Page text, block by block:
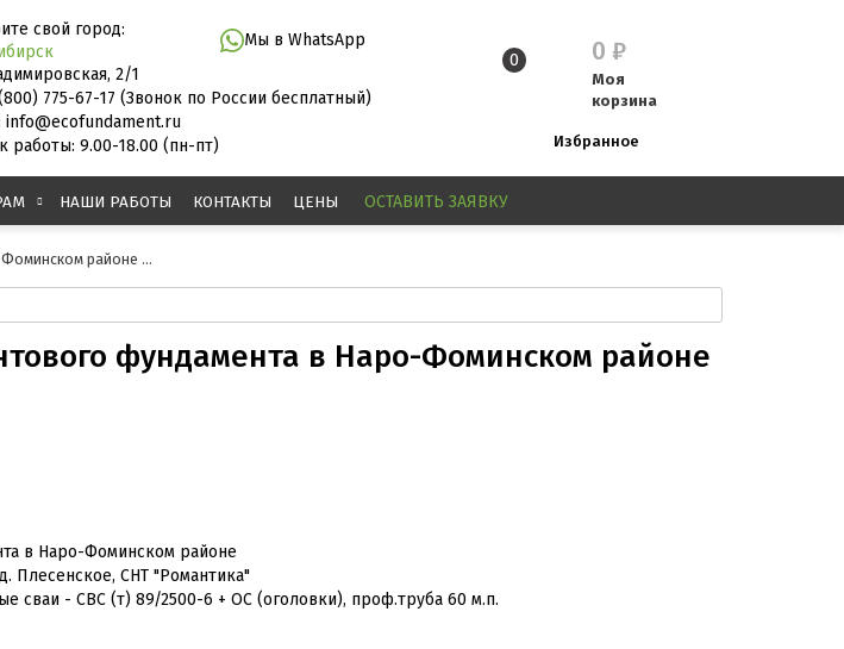
свой город:
Мы в WhatsApp
2/1
775-67-17 (Звонок по России бесплатный)
info@ecofundament.ru
работы: 9.00-18.00 (пн-пт)
0 0 ₽
Моя
корзина
Избранное
НАШИ РАБОТЫ КОНТАКТЫ ЦЕНЫ ОСТАВИТЬ ЗАЯВКУ
районе ...
фундамента в Наро-Фоминском районе
в Наро-Фоминском районе
Плесенское, СНТ "Романтика"
сваи - СВС (т) 89/2500-6 + ОС (оголовки), проф.труба 60 м.п.